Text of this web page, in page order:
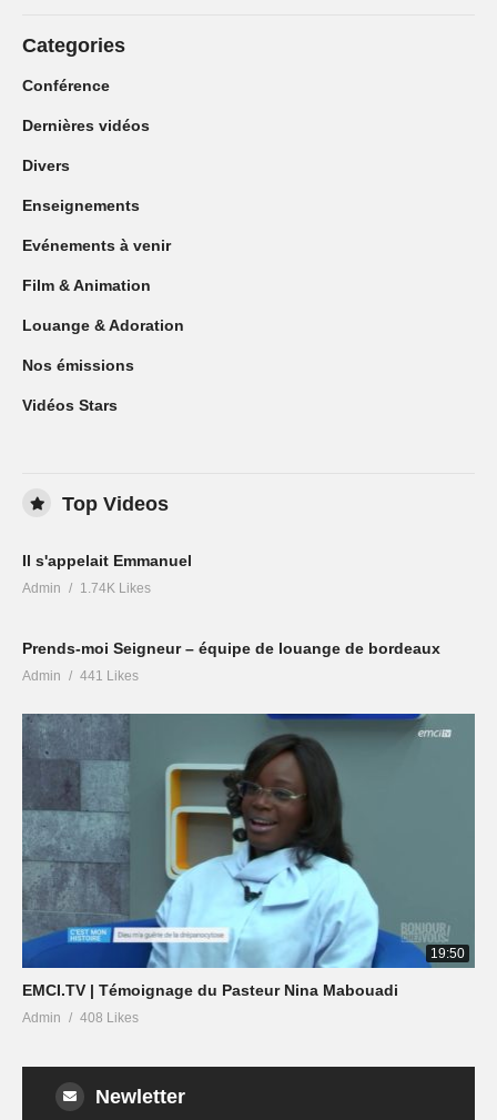
Categories
Conférence
Dernières vidéos
Divers
Enseignements
Evénements à venir
Film & Animation
Louange & Adoration
Nos émissions
Vidéos Stars
Top Videos
Il s'appelait Emmanuel
Admin 1.74K Likes
Prends-moi Seigneur – équipe de louange de bordeaux
Admin 441 Likes
19:50
EMCI.TV | Témoignage du Pasteur Nina Mabouadi
Admin 408 Likes
Newletter